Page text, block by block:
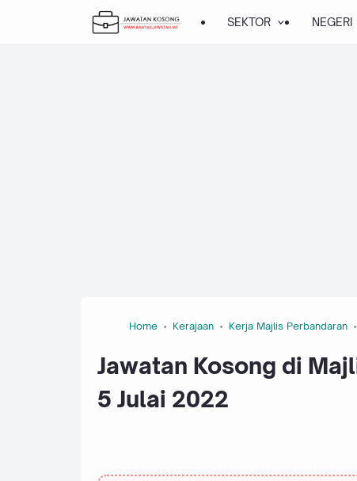
SEKTOR NEGERI
Home Kerajaan Kerja Majlis Perbandaran
Jawatan Kosong di
5 Julai 2022